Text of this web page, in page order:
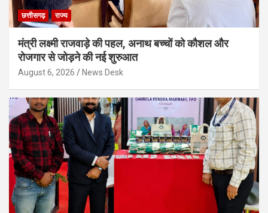
छत्तीसगढ़ राज्य
मंत्री लक्ष्मी राजवाड़े की पहल, अनाथ बच्चों को कौशल और
रोजगार से जोड़ने की नई शुरुआत
August 6, 2026 News Desk